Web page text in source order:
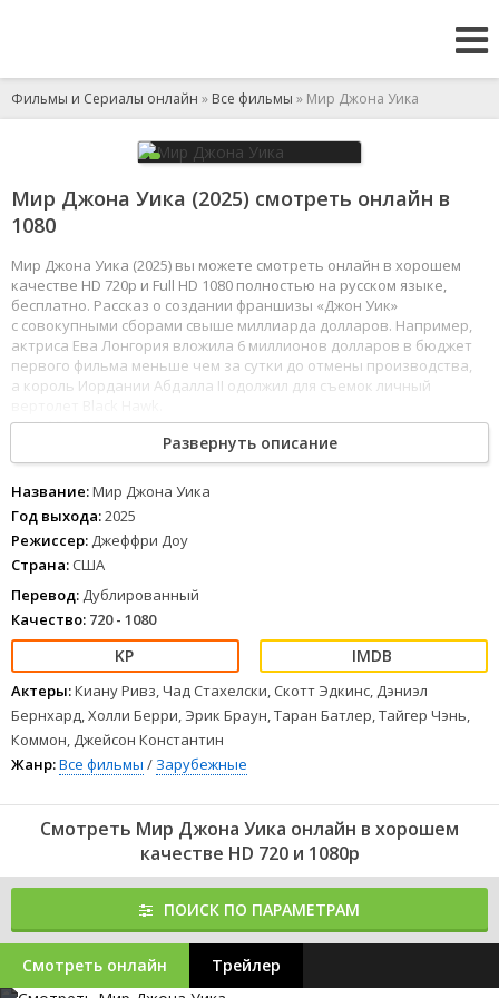
Фильмы и Сериалы онлайн » Все фильмы » Мир Джона Уика
Мир Джона Уика (2025) смотреть онлайн в
1080
Мир Джона Уика (2025) вы можете смотреть онлайн в хорошем
качестве HD 720p и Full HD 1080 полностью на русском языке,
бесплатно. Рассказ о создании франшизы «Джон Уик»
с совокупными сборами свыше миллиарда долларов. Например,
актриса Ева Лонгория вложила 6 миллионов долларов в бюджет
первого фильма меньше чем за сутки до отмены производства,
а король Иордании Абдалла II одолжил для съемок личный
12345 678
Развернуть описание
Название:Мир Джона Уика
Год выхода:2025
Режиссер: Джеффри Доу
Страна: США
Перевод: Дублированный
Качество: 720 - 1080
Актеры:Киану Ривз, Чад Стахелски, Скотт Эдкинс, Дэниэл
Бернхард, Холли Берри, Эрик Браун, Таран Батлер, Тайгер Чэнь,
Коммон, Джейсон Константин
Жанр:Все фильмы / Зарубежные
Смотреть Мир Джона Уика онлайн в хорошем
качестве HD 720 и 1080p
ПОИСК ПО ПАРАМЕТРАМ
Смотреть онлайн Трейлер